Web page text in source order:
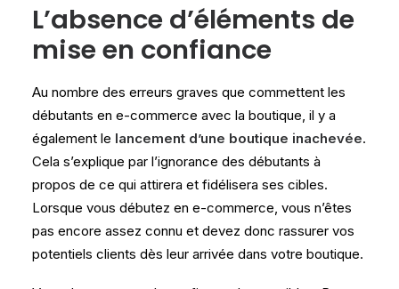
L’absence d’éléments de
mise en confiance
Au nombre des erreurs graves que commettent les
débutants en e-commerce avec la boutique, il y a
également le lancement d’une boutique inachevée.
Cela s’explique par l’ignorance des débutants à
propos de ce qui attirera et fidélisera ses cibles.
Lorsque vous débutez en e-commerce, vous n’êtes
pas encore assez connu et devez donc rassurer vos
potentiels clients dès leur arrivée dans votre boutique.